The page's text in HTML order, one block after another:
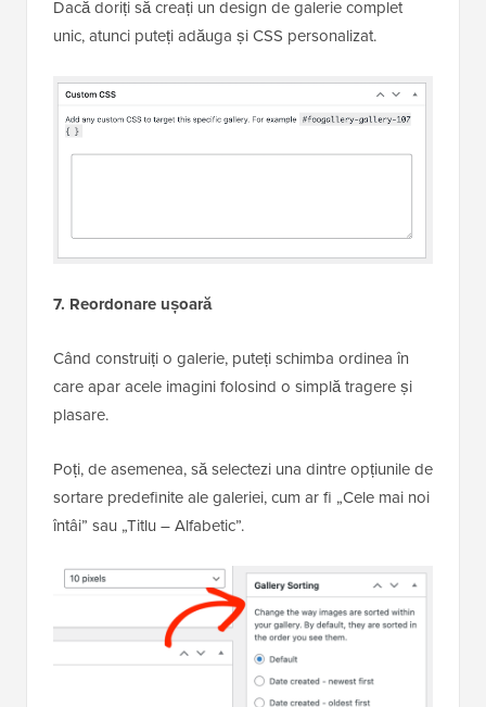
Dacă doriți să creați un design de galerie complet
unic, atunci puteți adăuga și CSS personalizat.
7. Reordonare ușoară
Când construiți o galerie, puteți schimba ordinea în
care apar acele imagini folosind o simplă tragere și
plasare.
Poți, de asemenea, să selectezi una dintre opțiunile de
sortare predefinite ale galeriei, cum ar fi „Cele mai noi
întâi” sau „Titlu – Alfabetic”.